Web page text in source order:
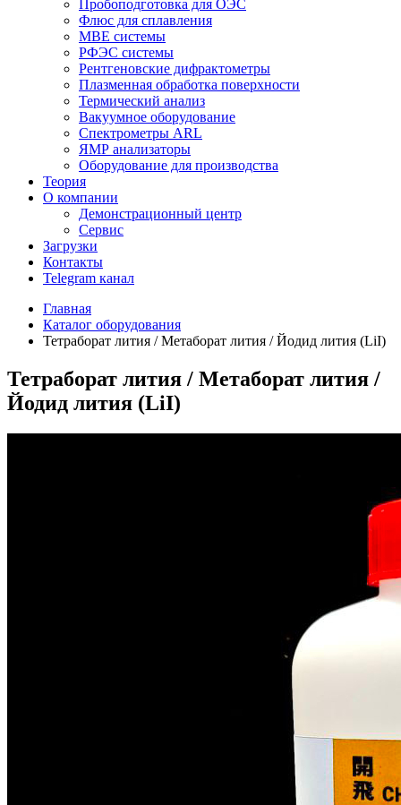
Пробоподготовка для ОЭС
Флюс для сплавления
MBE системы
РФЭС системы
Рентгеновские дифрактометры
Плазменная обработка поверхности
Термический анализ
Вакуумное оборудование
Спектрометры ARL
ЯМР анализаторы
Оборудование для производства
Теория
О компании
Демонстрационный центр
Сервис
Загрузки
Контакты
Telegram канал
Главная
Каталог оборудования
Тетраборат лития / Метаборат лития / Йодид лития (LiI)
Тетраборат лития / Метаборат лития /
Йодид лития (LiI)